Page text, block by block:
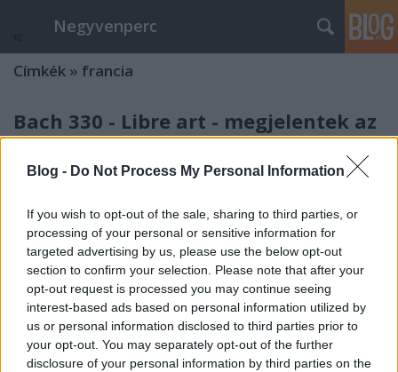
Blog - Do Not Process My Personal Information
If you wish to opt-out of the sale, sharing to third parties, or
processing of your personal or sensitive information for
targeted advertising by us, please use the below opt-out
section to confirm your selection. Please note that after your
opt-out request is processed you may continue seeing
interest-based ads based on personal information utilized by
us or personal information disclosed to third parties prior to
your opt-out. You may separately opt-out of the further
disclosure of your personal information by third parties on the
Negyvenperc
Címkék » francia
Bach 330 - Libre art - megjelentek az
satie•2015. március 31.
A Libre art mozgalom keretében megjelentek az első
Bach 330 videók. A felvételek egyben közös alapot
jelentenek a 2015 2. felében és 2016 márciusáig
esedékes Bach 330 és Bartók projektek közhasznú, új
kulturális értékeinek közzétételi felületéhez.
Ugyanakkor már Húsvét…
Átfogó francia kiállítás Bécsben